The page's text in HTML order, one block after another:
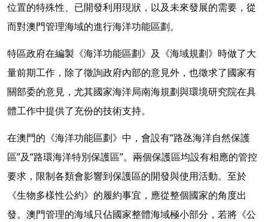
位置的特殊性、已開發利用現狀，以及未來發展的需要，從
而對澳門管理海域的進行海洋功能區劃。
特區政府在編製《海洋功能區劃》及《海域規劃》時做了大
量前期工作，除了徵詢政府內部的意見外，也徵求了國家有
關部委的意見，尤其國家海洋局南海規劃與環境研究院在具
體工作中提供了充份的技術支持。
在澳門的《海洋功能區劃》中，會設有“路氹海洋自然保護
區”及“路環海洋特別保護區”。兩個保護區均設有相應的管控
要求，限制各類會影響到保護區的開發與使用活動。至於
《生物多樣性公約》的履約事宜，應從整個國家的角度出
發。澳門管理的海域只佔國家整體海域極小部分，若將《公